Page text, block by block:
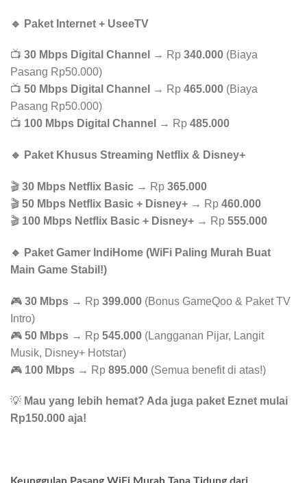
🔹 Paket Internet + UseeTV
📺 30 Mbps Digital Channel → Rp 340.000 (Biaya
Pasang Rp50.000)
📺 50 Mbps Digital Channel → Rp 465.000 (Biaya
Pasang Rp50.000)
📺 100 Mbps Digital Channel → Rp 485.000
🔹 Paket Khusus Streaming Netflix & Disney+
🎬 30 Mbps Netflix Basic → Rp 365.000
🎬 50 Mbps Netflix Basic + Disney+ → Rp 460.000
🎬 100 Mbps Netflix Basic + Disney+ → Rp 555.000
🔹 Paket Gamer IndiHome (WiFi Paling Murah Buat
Main Game Stabil!)
🎮 30 Mbps → Rp 399.000 (Bonus GameQoo & Paket TV
Intro)
🎮 50 Mbps → Rp 545.000 (Langganan Pijar, Langit
Musik, Disney+ Hotstar)
🎮 100 Mbps → Rp 895.000 (Semua benefit di atas!)
💡 Mau yang lebih hemat? Ada juga paket Eznet mulai
Rp150.000 aja!